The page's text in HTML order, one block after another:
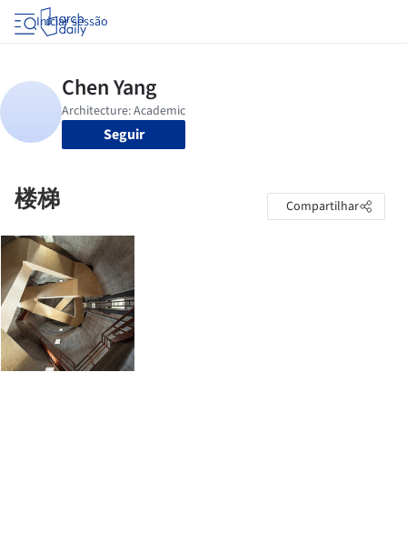
Iniciar sessão
Seguir
楼梯 Compartilhar